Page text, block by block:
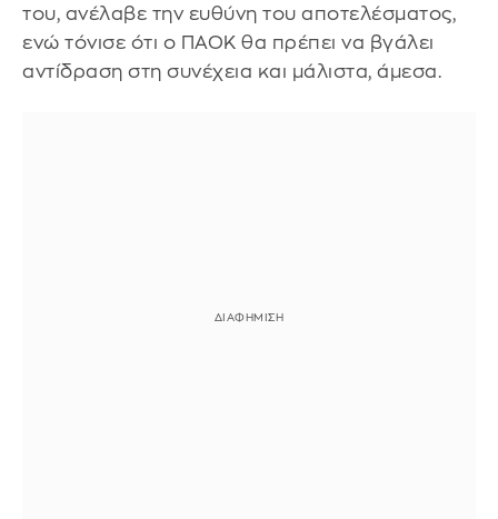
του, ανέλαβε την ευθύνη του αποτελέσματος,
ενώ τόνισε ότι ο ΠΑΟΚ θα πρέπει να βγάλει
αντίδραση στη συνέχεια και μάλιστα, άμεσα.